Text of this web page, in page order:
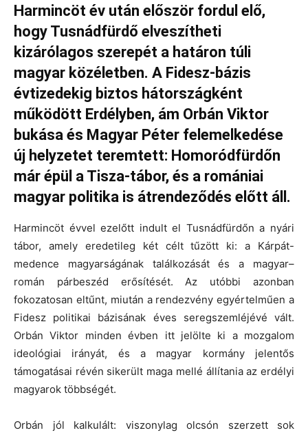
Harmincöt év után először fordul elő,
hogy Tusnádfürdő elveszítheti
kizárólagos szerepét a határon túli
magyar közéletben. A Fidesz-bázis
évtizedekig biztos hátországként
működött Erdélyben, ám Orbán Viktor
bukása és Magyar Péter felemelkedése
új helyzetet teremtett: Homoródfürdőn
már épül a Tisza-tábor, és a romániai
magyar politika is átrendeződés előtt áll.
Harmincöt évvel ezelőtt indult el Tusnádfürdőn a nyári
tábor, amely eredetileg két célt tűzött ki: a Kárpát-
medence magyarságának találkozását és a magyar–
román párbeszéd erősítését. Az utóbbi azonban
fokozatosan eltűnt, miután a rendezvény egyértelműen a
Fidesz politikai bázisának éves seregszemléjévé vált.
Orbán Viktor minden évben itt jelölte ki a mozgalom
ideológiai irányát, és a magyar kormány jelentős
támogatásai révén sikerült maga mellé állítania az erdélyi
magyarok többségét.
Orbán jól kalkulált: viszonylag olcsón szerzett sok